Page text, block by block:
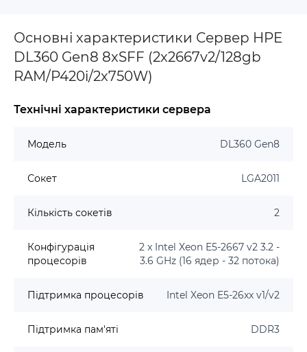
Основні характеристики Сервер HPE
DL360 Gen8 8xSFF (2x2667v2/128gb
RAM/P420i/2x750W)
Технічні характеристики сервера
Модель DL360 Gen8
Сокет LGA2011
Кількість сокетів 2
Конфігурація
процесорів
2 x Intel Xeon E5-2667 v2 3.2 -
3.6 GHz (16 ядер - 32 потока)
Підтримка процесорів Intel Xeon E5-26xx v1/v2
Підтримка пам'яті DDR3